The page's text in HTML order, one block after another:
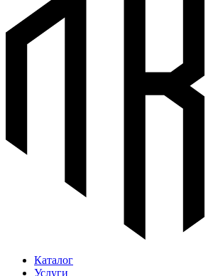
Каталог
Услуги